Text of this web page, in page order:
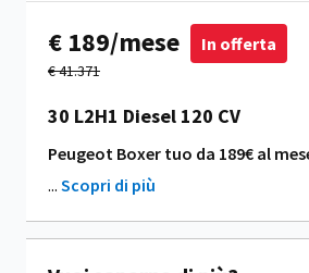
€ 189/mese
€ 41.371
In offerta
30 L2H1 Diesel 120 CV
Peugeot Boxer tuo da 189€ al
... Scopri di più